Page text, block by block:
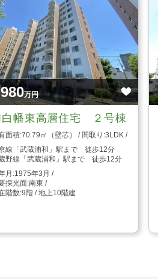
万円
白幡東高層住宅 ２号棟
70.79㎡（壁芯）
3LDK
線「武蔵浦和」駅まで 徒歩12分
野線「武蔵浦和」駅まで 徒歩12分
1975年3月
南東
9階 / 地上10階建